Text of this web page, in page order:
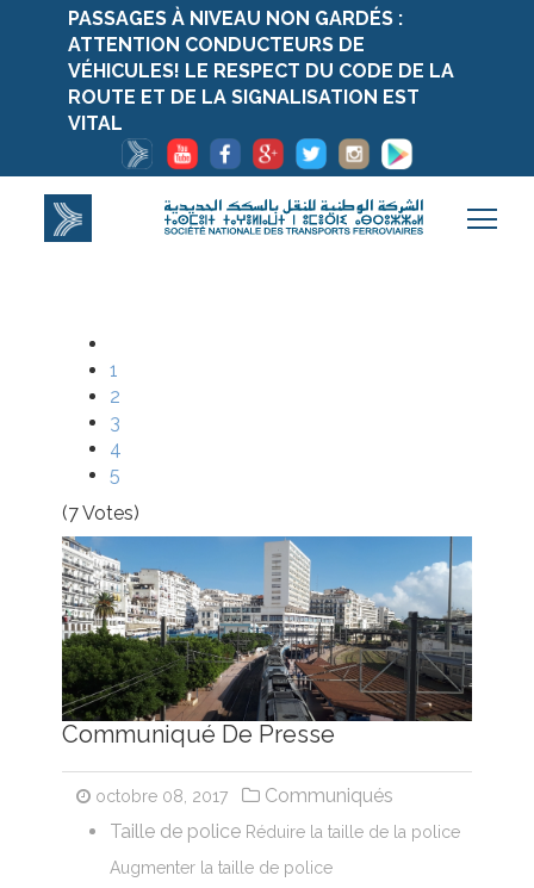
PASSAGES À NIVEAU NON GARDÉS :
ATTENTION CONDUCTEURS DE
VÉHICULES! LE RESPECT DU CODE DE LA
ROUTE ET DE LA SIGNALISATION EST
VITAL
1
2
3
4
5
(7 Votes)
Communiqué De Presse
octobre 08, 2017
Communiqués
Taille de police Réduire la taille de la police
Augmenter la taille de police